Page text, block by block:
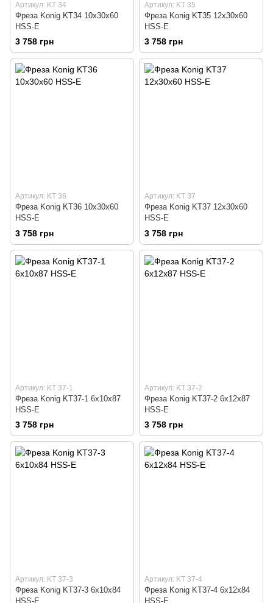
Артикул: KT 34
Фреза Konig KT34 10х30х60
HSS-E
3 758 грн
Артикул: KT 35
Фреза Konig KT35 12х30х60
HSS-E
3 758 грн
Артикул: KT 36
Фреза Konig KT36 10х30х60
HSS-E
3 758 грн
Артикул: KT 37
Фреза Konig KT37 12х30х60
HSS-E
3 758 грн
Артикул: KT 37-1
Фреза Konig KT37-1 6х10х87
HSS-E
3 758 грн
Артикул: KT 37-2
Фреза Konig KT37-2 6х12х87
HSS-E
3 758 грн
Артикул: KT 37-3
Фреза Konig KT37-3 6х10х84
HSS-E
Артикул: KT 37-4
Фреза Konig KT37-4 6х12х84
HSS-E